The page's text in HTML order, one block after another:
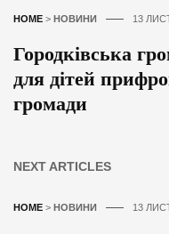
HOME > НОВИНИ 13
Городківська
для дітей
громади
NEXT ARTICLES
HOME > НОВИНИ 13